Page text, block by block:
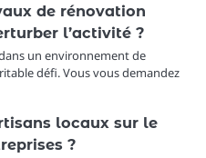
de rénovation
l’activité ?
un environnement de
défi. Vous vous demandez
locaux sur le
?